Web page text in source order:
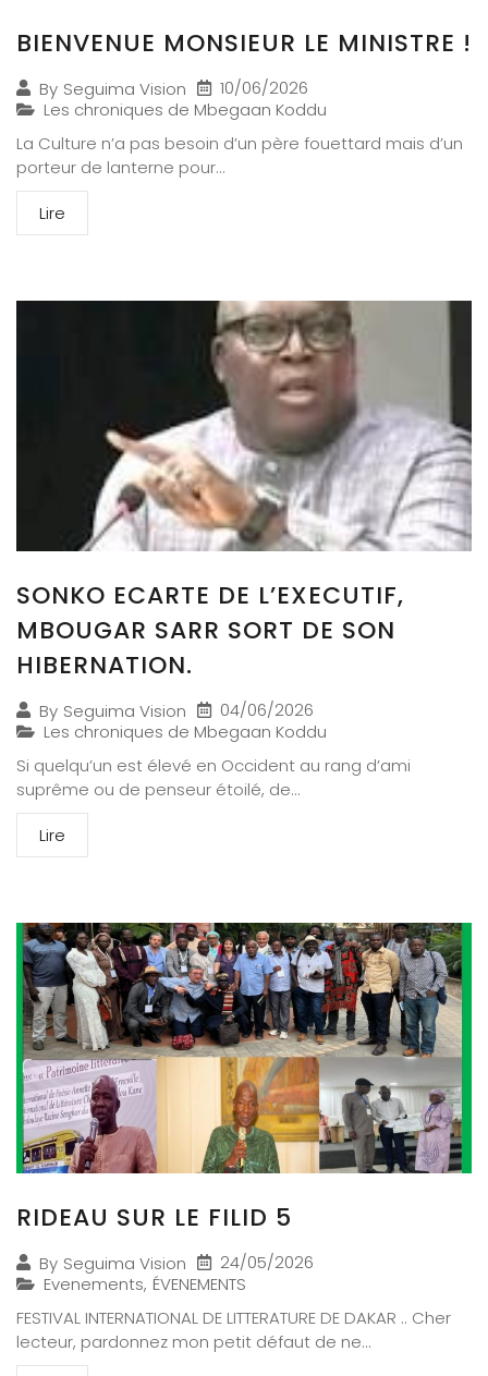
BIENVENUE MONSIEUR LE MINISTRE !
By Seguima Vision
10/06/2026
Les chroniques de Mbegaan Koddu
La Culture n’a pas besoin d’un père fouettard mais d’un
porteur de lanterne pour...
Lire
SONKO ECARTE DE L’EXECUTIF,
MBOUGAR SARR SORT DE SON
HIBERNATION.
By Seguima Vision
04/06/2026
Les chroniques de Mbegaan Koddu
Si quelqu’un est élevé en Occident au rang d’ami
suprême ou de penseur étoilé, de...
Lire
RIDEAU SUR LE FILID 5
By Seguima Vision
24/05/2026
Evenements, ÉVENEMENTS
FESTIVAL INTERNATIONAL DE LITTERATURE DE DAKAR .. Cher
lecteur, pardonnez mon petit défaut de ne...